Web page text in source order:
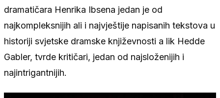
dramatičara Henrika Ibsena jedan je od
najkompleksnijih ali i najvještije napisanih tekstova u
historiji svjetske dramske književnosti a lik Hedde
Gabler, tvrde kritičari, jedan od najsloženijih i
najintrigantnijih.